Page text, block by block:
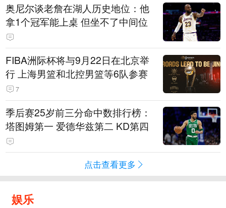
奥尼尔谈老詹在湖人历史地位：他
拿1个冠军能上桌 但坐不了中间位
FIBA洲际杯将与9月22日在北京举
行 上海男篮和北控男篮等6队参赛
7
季后赛25岁前三分命中数排行榜：
塔图姆第一 爱德华兹第二 KD第四
点击查看更多
娱乐